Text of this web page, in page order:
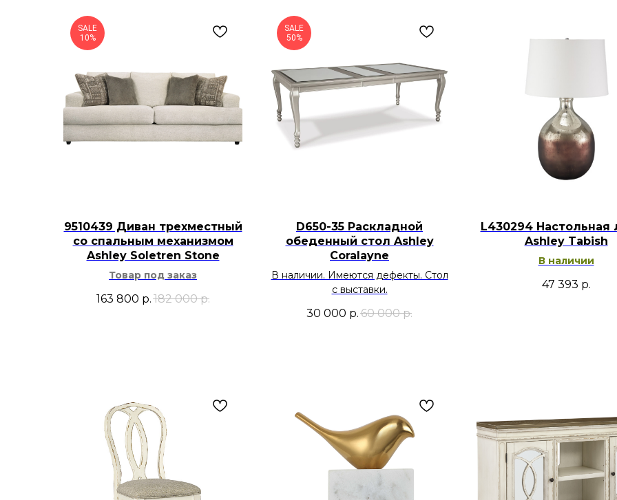
SALE
10%
9510439 Диван трехместный
со спальным механизмом
Ashley Soletren Stone
Товар под заказ
163 800 р.182 000 р.
SALE
50%
D650-35 Раскладной
обеденный стол Ashley
Coralayne
В наличии. Имеются дефекты. Стол
с выставки.
30 000 р. 60 000 р.
L430294 Настольная
Ashley Tabish
В наличии
47 393 р.